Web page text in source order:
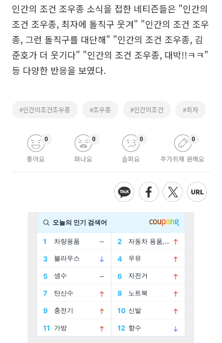
인간의 조건 조우종 소식을 접한 네티즌들은 "인간의
조건 조우종, 최자에 돌직구 웃겨" "인간의 조건 조우
종, 그런 돌직구를 대단해" "인간의 조건 조우종, 김
준호가 더 웃기다" "인간의 조건 조우종, 대박!!ㅋㅋ"
등 다양한 반응을 보였다.
#인간의조건조우종 #조우종 #인간의조건 #최자
좋아요
0
화나요
0
슬퍼요
0
추가취재 원해요
0